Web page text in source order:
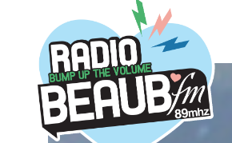
Panneau de gestion des cookies